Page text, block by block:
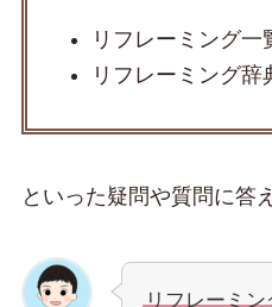
リフレーミング一
リフレーミング辞
といった疑問や質問に答
リフレーミ